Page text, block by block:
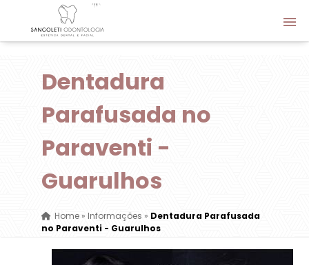
Dentadura
Parafusada no
Paraventi -
Guarulhos
Home» Informações » Dentadura Parafusada
no Paraventi - Guarulhos